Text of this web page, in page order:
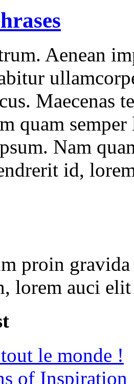
Aenean
Maecenas
quam
Nam
id,
proin
lorem auci elit
le monde !
of Inspiration